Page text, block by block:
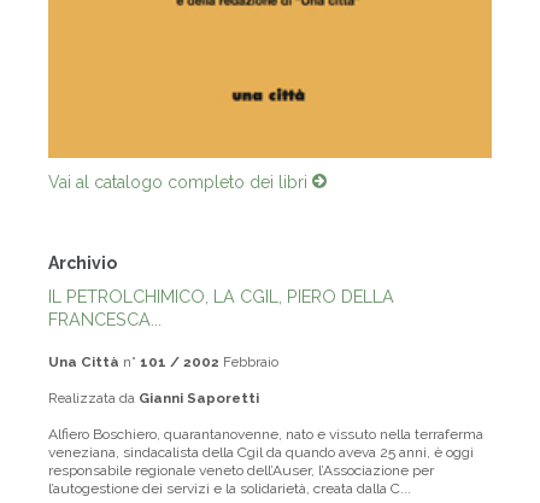
Vai al catalogo completo dei libri
Archivio
IL PETROLCHIMICO, LA CGIL, PIERO DELLA
FRANCESCA...
Una Città n° 101 / 2002 Febbraio
Realizzata da Gianni Saporetti
Alfiero Boschiero, quarantanovenne, nato e vissuto nella terraferma
veneziana, sindacalista della Cgil da quando aveva 25 anni, è oggi
responsabile regionale veneto dell’Auser, l’Associazione per
l’autogestione dei servizi e la solidarietà, creata dalla C...